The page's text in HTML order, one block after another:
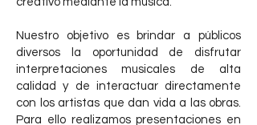
Nuestro objetivo es brindar a públicos
diversos la oportunidad de disfrutar
interpretaciones musicales de alta
calidad y de interactuar directamente
con los artistas que dan vida a las obras.
Para ello realizamos presentaciones en